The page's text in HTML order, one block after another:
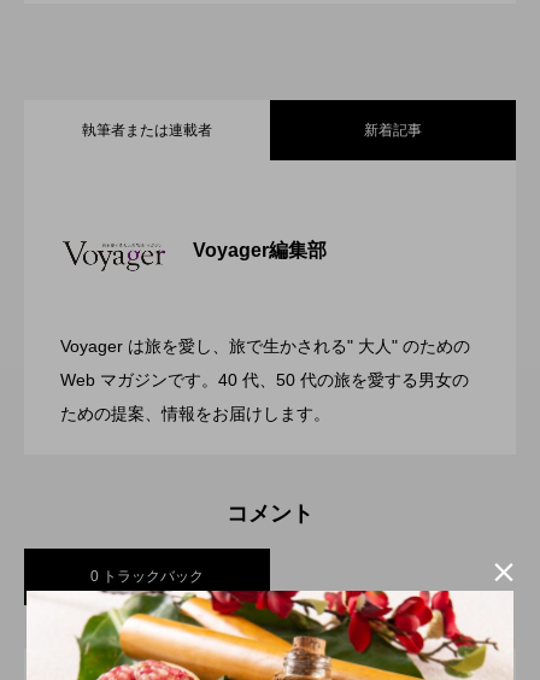
執筆者または連載者 新着記事
Voyager編集部
Voyager は旅を愛し、旅で生かされる" 大人" のための
Web マガジンです。40 代、50 代の旅を愛する男女の
ための提案、情報をお届けします。
Resort 東京ベイ舞浜
今年の夏はラグジュアリーなBBQ体験
2026.07.26 渋谷の真ん中に誕生！築50年のヴィンテ
ンバージョンが際立つSHIFT HOTEL
SHIBUYA JINNAN
コメント
0 トラックバック
トラックバックURL
